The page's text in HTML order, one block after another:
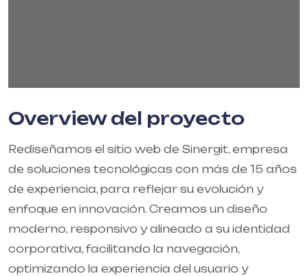
Overview del proyecto
Rediseñamos el sitio web de Sinergit, empresa
de soluciones tecnológicas con más de 15 años
de experiencia, para reflejar su evolución y
enfoque en innovación. Creamos un diseño
moderno, responsivo y alineado a su identidad
corporativa, facilitando la navegación,
optimizando la experiencia del usuario y